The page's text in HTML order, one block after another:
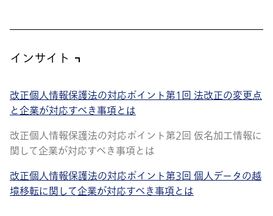
インサイト
改正個人情報保護法の対応ポイント第1回 法改正の変更点
と企業が対応すべき事項とは
改正個人情報保護法の対応ポイント第2回 仮名加工情報に
関して企業が対応すべき事項とは
改正個人情報保護法の対応ポイント第3回 個人データの越
境移転に関して企業が対応すべき事項とは